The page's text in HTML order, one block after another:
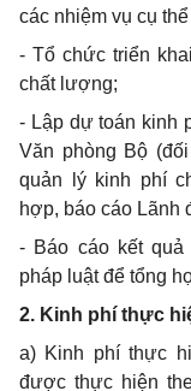
các nhiệm vụ cụ
- Tổ chức triển
chất lượng;
- Lập dự toán kinh
Văn phòng Bộ
quản lý kinh phí
hợp, báo cáo Lãnh
- Báo cáo kết
pháp luật để tổng
2. Kinh phí thực
a) Kinh phí thực
được thực hiện